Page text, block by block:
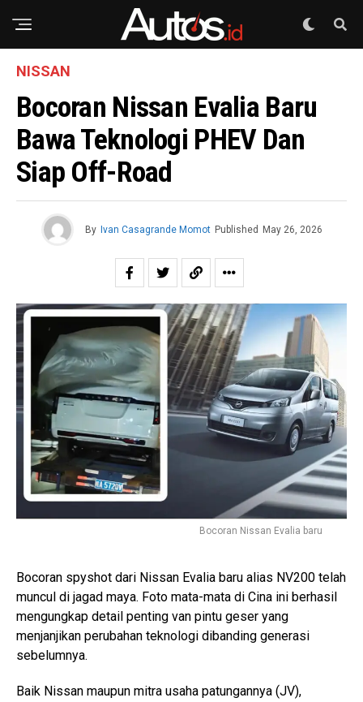
NISSAN
Bocoran Nissan Evalia Baru
Bawa Teknologi PHEV Dan
Siap Off-Road
By Ivan Casagrande Momot Published May 26, 2026
Bocoran Nissan Evalia baru
Bocoran spyshot dari Nissan Evalia baru alias NV200 telah
muncul di jagad maya. Foto mata-mata di Cina ini berhasil
mengungkap detail penting van pintu geser yang
menjanjikan perubahan teknologi dibanding generasi
sebelumnya.
Baik Nissan maupun mitra usaha patungannya (JV),